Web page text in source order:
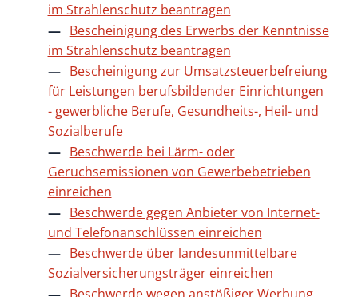
im Strahlenschutz beantragen
Bescheinigung des Erwerbs der Kenntnisse
im Strahlenschutz beantragen
Bescheinigung zur Umsatzsteuerbefreiung
für Leistungen berufsbildender Einrichtungen
- gewerbliche Berufe, Gesundheits-, Heil- und
Sozialberufe
Beschwerde bei Lärm- oder
Geruchsemissionen von Gewerbebetrieben
einreichen
Beschwerde gegen Anbieter von Internet-
und Telefonanschlüssen einreichen
Beschwerde über landesunmittelbare
Sozialversicherungsträger einreichen